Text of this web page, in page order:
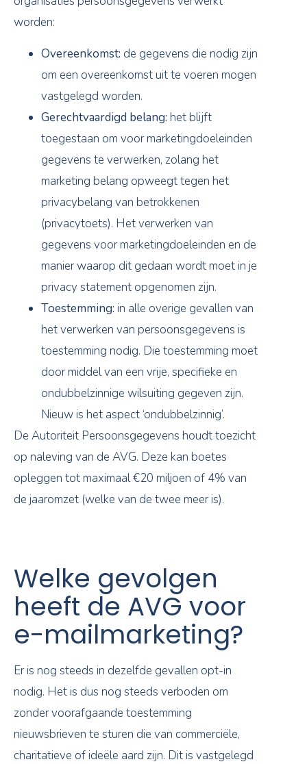
worden:
Overeenkomst: de gegevens die nodig zijn
om een overeenkomst uit te voeren mogen
vastgelegd worden.
Gerechtvaardigd belang: het blijft
toegestaan om voor marketingdoeleinden
gegevens te verwerken, zolang het
marketing belang opweegt tegen het
privacybelang van betrokkenen
(privacytoets). Het verwerken van
gegevens voor marketingdoeleinden en de
manier waarop dit gedaan wordt moet in je
privacy statement opgenomen zijn.
Toestemming: in alle overige gevallen van
het verwerken van persoonsgegevens is
toestemming nodig. Die toestemming moet
door middel van een vrije, specifieke en
ondubbelzinnige wilsuiting gegeven zijn.
Nieuw is het aspect ‘ondubbelzinnig’.
De Autoriteit Persoonsgegevens houdt toezicht
op naleving van de AVG. Deze kan boetes
opleggen tot maximaal €20 miljoen of 4% van
de jaaromzet (welke van de twee meer is).
Welke gevolgen
heeft de AVG voor
e-mailmarketing?
Er is nog steeds in dezelfde gevallen opt-in
nodig. Het is dus nog steeds verboden om
zonder voorafgaande toestemming
nieuwsbrieven te sturen die van commerciële,
charitatieve of ideële aard zijn. Dit is vastgelegd